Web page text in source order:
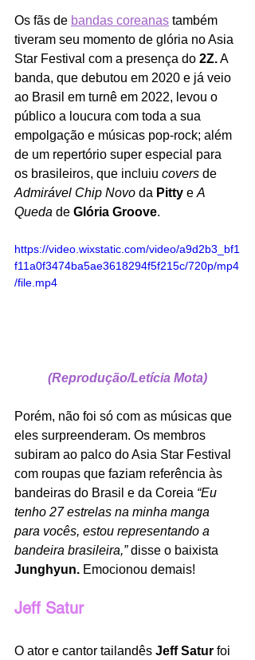
Os fãs de bandas coreanas também
tiveram seu momento de glória no Asia
Star Festival com a presença do 2Z. A
banda, que debutou em 2020 e já veio
ao Brasil em turnê em 2022, levou o
público a loucura com toda a sua
empolgação e músicas pop-rock; além
de um repertório super especial para
os brasileiros, que incluiu covers de
Admirável Chip Novo da Pitty e A
Queda de Glória Groove.
https://video.wixstatic.com/video/a9d2b3_bf1
f11a0f3474ba5ae3618294f5f215c/720p/mp4
/file.mp4
(Reprodução/Letícia Mota)
Porém, não foi só com as músicas que
eles surpreenderam. Os membros
subiram ao palco do Asia Star Festival
com roupas que faziam referência às
bandeiras do Brasil e da Coreia “Eu
tenho 27 estrelas na minha manga
para vocês, estou representando a
bandeira brasileira,” disse o baixista
Junghyun. Emocionou demais!
Jeff Satur
O ator e cantor tailandês Jeff Satur foi